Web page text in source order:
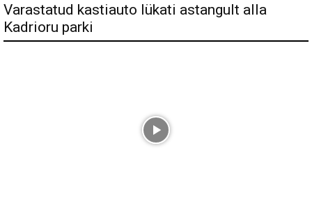
Varastatud kastiauto lükati astangult alla
Kadrioru parki